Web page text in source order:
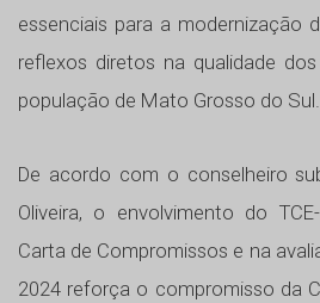
essenciais para a modernização
reflexos diretos na qualidade
população de Mato Grosso do Sul.
De acordo com o conselheiro
Oliveira, o envolvimento do
Carta de Compromissos e na
2024 reforça o compromisso da